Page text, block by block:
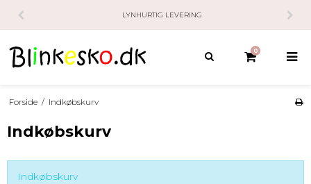
LYNHURTIG LEVERING
0
Forside / Indkøbskurv
Indkøbskurv
Indkøbskurv